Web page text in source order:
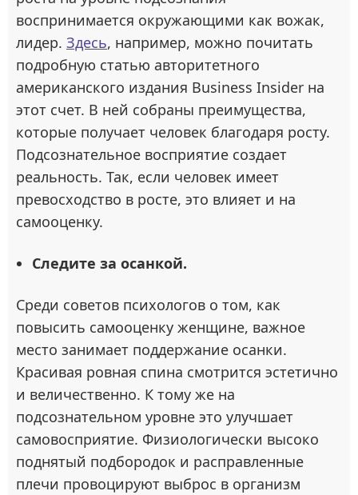
воспринимается окружающими как вожак,
лидер. Здесь, например, можно почитать
подробную статью авторитетного
американского издания Business Insider на
этот счет. В ней собраны преимущества,
которые получает человек благодаря росту.
Подсознательное восприятие создает
реальность. Так, если человек имеет
превосходство в росте, это влияет и на
самооценку.
Следите за осанкой.
Среди советов психологов о том, как
повысить самооценку женщине, важное
место занимает поддержание осанки.
Красивая ровная спина смотрится эстетично
и величественно. К тому же на
подсознательном уровне это улучшает
самовосприятие. Физиологически высоко
поднятый подбородок и расправленные
плечи провоцируют выброс в организм